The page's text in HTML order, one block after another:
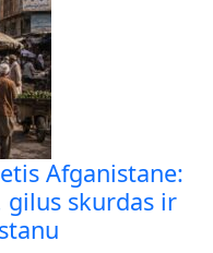
Afganistane:
skurdas ir